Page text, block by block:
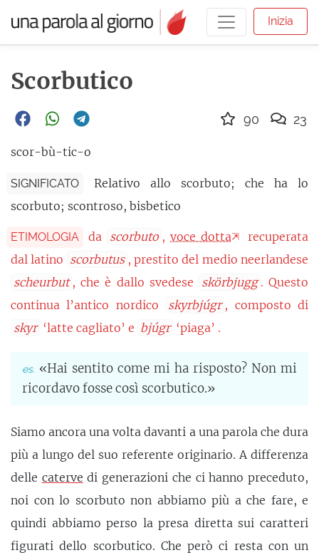
Inizia
Scorbutico
scor-bù-tic-o
SIGNIFICATO
Relativo allo scorbuto; che ha lo
scorbuto; scontroso, bisbetico
ETIMOLOGIA da scorbuto ,voce dotta
recuperata
dal latino scorbutus , prestito del medio neerlandese
scheurbut , che è dallo svedese skörbjugg . Questo
continua l’antico nordico
skyrbjúgr , composto di
skyr ‘latte cagliato’ e bjúgr ‘piaga’ .
«Hai sentito come mi ha risposto? Non mi
ricordavo fosse così scorbutico.»
Siamo ancora una volta davanti a una parola che dura
più a lungo del suo referente originario. A differenza
delle caterve di generazioni che ci hanno preceduto,
noi con lo scorbuto non abbiamo più a che fare, e
quindi abbiamo perso la presa diretta sui caratteri
figurati dello scorbutico. Che però ci resta con un
90 23